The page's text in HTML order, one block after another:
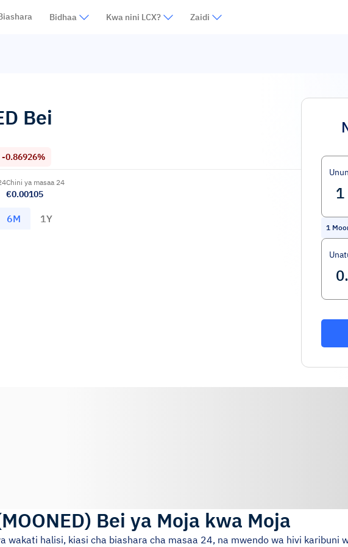
Bidhaa Kwa nini LCX? Zaidi
Bei
-0.86926%
Chini ya masaa 24
€0.00105
6M 1Y
1
MOONED) Bei ya Moja kwa Moja
wakati halisi, kiasi cha biashara cha masaa 24, na mwendo wa hivi karibuni